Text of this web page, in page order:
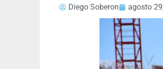
Diego Soberon
agosto